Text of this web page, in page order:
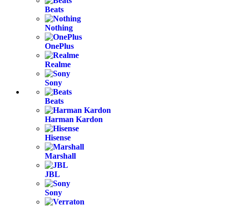
Beats
Nothing
OnePlus
Realme
Sony
Beats
Harman Kardon
Hisense
Marshall
JBL
Sony